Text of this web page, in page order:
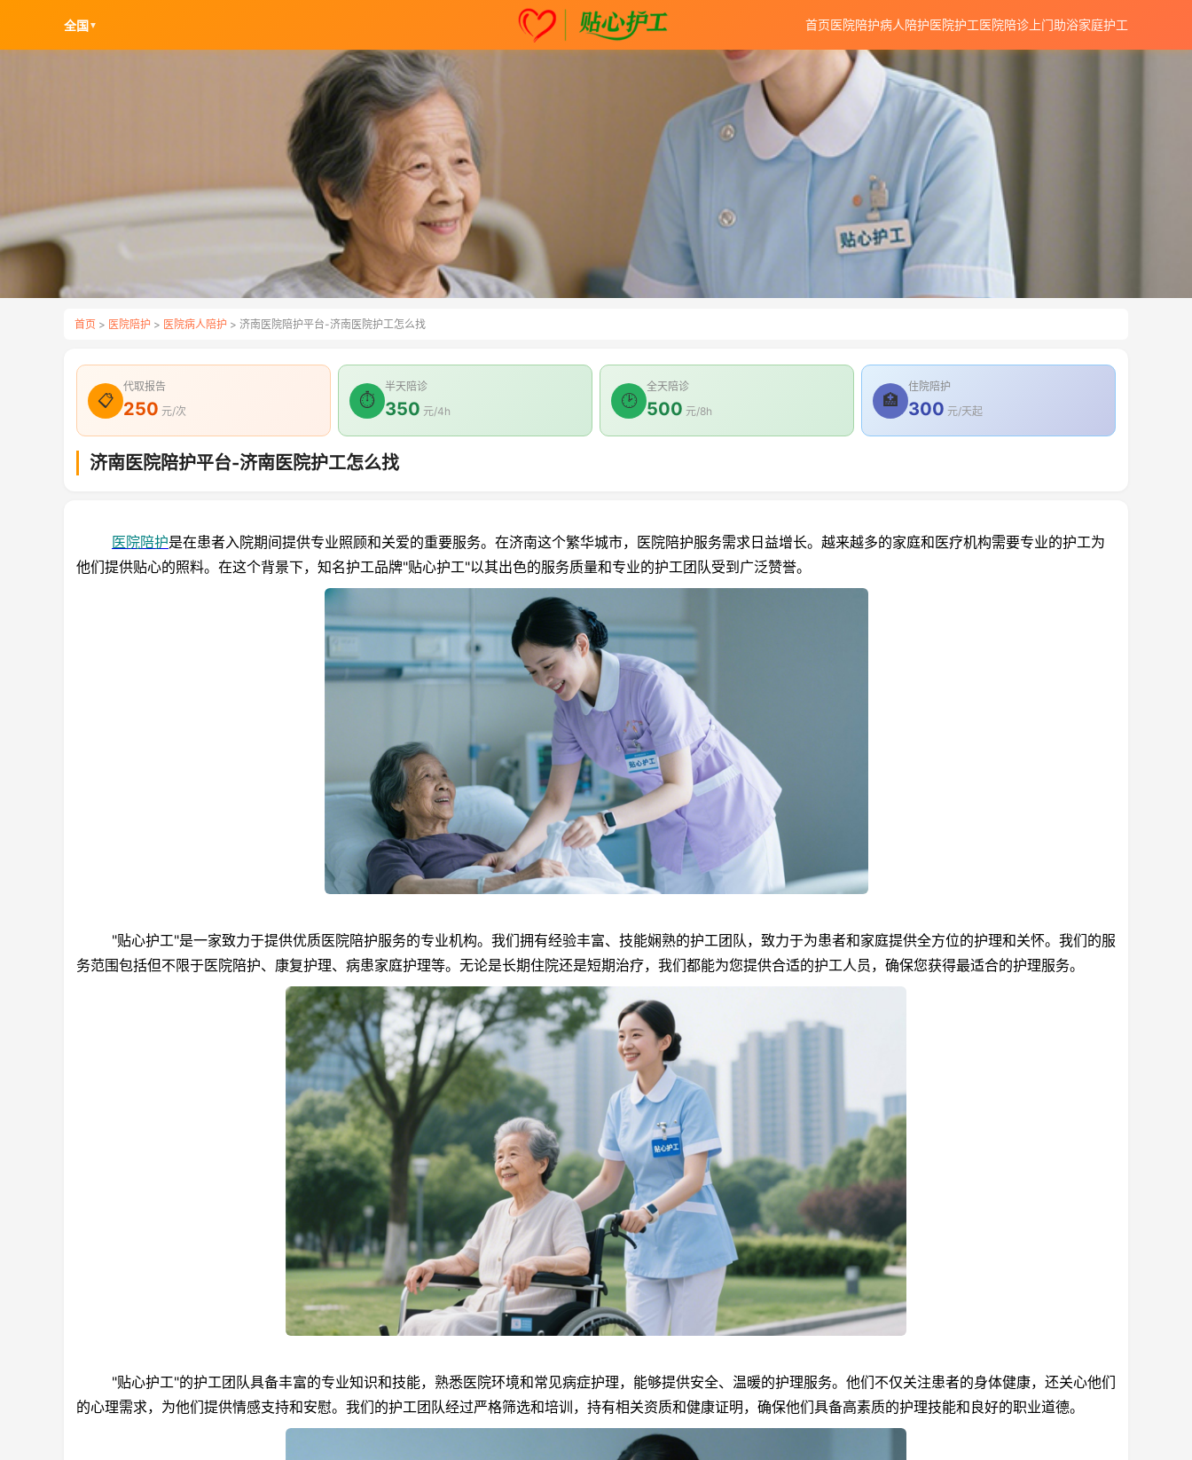
全国 ▼ 首页医院陪护病人陪护医院护工医院陪诊 上门助浴家庭护工
首页 > 医院陪护 > 医院病人陪护 > 济南医院陪护平台-济南医院护工怎么找
📋
代取报告
250 元/次
⏱
半天陪诊
350 元/4h
🕑
全天陪诊
500 元/8h
🏥
住院陪护
300 元/天起
济南医院陪护平台-济南医院护工怎么找
医院陪护是在患者入院期间提供专业照顾和关爱的重要服务。在济南这个繁华城市，医院陪护服务需求日益增长。越来越多的家庭和医疗机构需要专业的护工为
他们提供贴心的照料。在这个背景下，知名护工品牌"贴心护工"以其出色的服务质量和专业的护工团队受到广泛赞誉。
"贴心护工"是一家致力于提供优质医院陪护服务的专业机构。我们拥有经验丰富、技能娴熟的护工团队，致力于为患者和家庭提供全方位的护理和关怀。我们的服
务范围包括但不限于医院陪护、康复护理、病患家庭护理等。无论是长期住院还是短期治疗，我们都能为您提供合适的护工人员，确保您获得最适合的护理服务。
"贴心护工"的护工团队具备丰富的专业知识和技能，熟悉医院环境和常见病症护理，能够提供安全、温暖的护理服务。他们不仅关注患者的身体健康，还关心他们
的心理需求，为他们提供情感支持和安慰。我们的护工团队经过严格筛选和培训，持有相关资质和健康证明，确保他们具备高素质的护理技能和良好的职业道德。